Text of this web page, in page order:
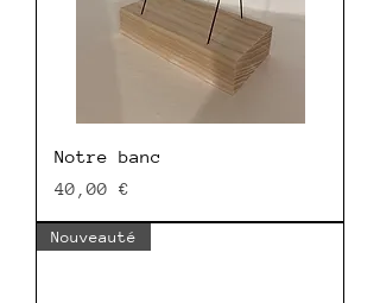
Notre banc
Prix
40,00 €
Nouveauté